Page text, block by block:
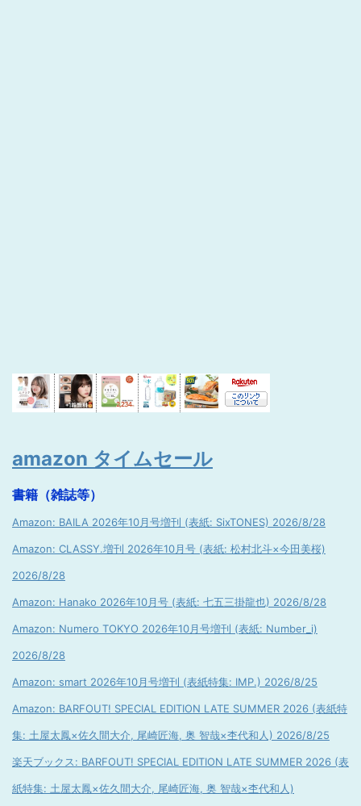
amazon タイムセール
書籍（雑誌等）
Amazon: BAILA 2026年10月号増刊 (表紙: SixTONES) 2026/8/28
Amazon: CLASSY.増刊 2026年10月号 (表紙: 松村北斗×今田美桜)
2026/8/28
Amazon: Hanako 2026年10月号 (表紙: 七五三掛龍也) 2026/8/28
Amazon: Numero TOKYO 2026年10月号増刊 (表紙: Number_i)
2026/8/28
Amazon: smart 2026年10月号増刊 (表紙特集: IMP.) 2026/8/25
Amazon: BARFOUT! SPECIAL EDITION LATE SUMMER 2026 (表紙特
集: 土屋太鳳×佐久間大介, 尾崎匠海, 奥 智哉×杢代和人) 2026/8/25
楽天ブックス: BARFOUT! SPECIAL EDITION LATE SUMMER 2026 (表
紙特集: 土屋太鳳×佐久間大介, 尾崎匠海, 奥 智哉×杢代和人)